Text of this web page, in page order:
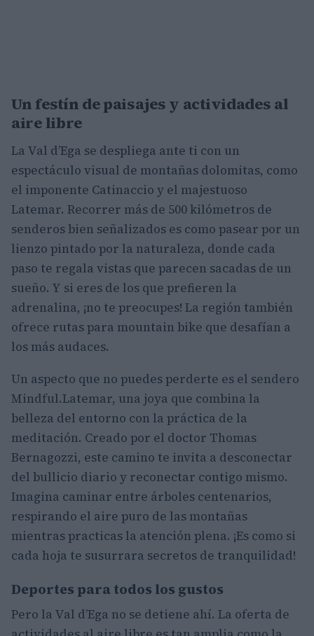
Un festín de paisajes y actividades al
aire libre
La Val d’Ega se despliega ante ti con un
espectáculo visual de montañas dolomitas, como
el imponente Catinaccio y el majestuoso
Latemar. Recorrer más de 500 kilómetros de
senderos bien señalizados es como pasear por un
lienzo pintado por la naturaleza, donde cada
paso te regala vistas que parecen sacadas de un
sueño. Y si eres de los que prefieren la
adrenalina, ¡no te preocupes! La región también
ofrece rutas para mountain bike que desafían a
los más audaces.
Un aspecto que no puedes perderte es el sendero
Mindful.Latemar, una joya que combina la
belleza del entorno con la práctica de la
meditación. Creado por el doctor Thomas
Bernagozzi, este camino te invita a desconectar
del bullicio diario y reconectar contigo mismo.
Imagina caminar entre árboles centenarios,
respirando el aire puro de las montañas
mientras practicas la atención plena. ¡Es como si
cada hoja te susurrara secretos de tranquilidad!
Deportes para todos los gustos
Pero la Val d’Ega no se detiene ahí. La oferta de